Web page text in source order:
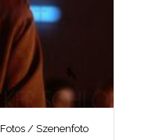
Fotos / Szenenfoto